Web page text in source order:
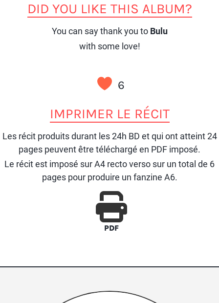
DID YOU LIKE THIS ALBUM?
You can say thank you to Bulu
with some love!
6
IMPRIMER LE RÉCIT
Les récit produits durant les 24h BD et qui ont atteint 24
pages peuvent être téléchargé en PDF imposé.
Le récit est imposé sur A4 recto verso sur un total de 6
pages pour produire un fanzine A6.
PDF